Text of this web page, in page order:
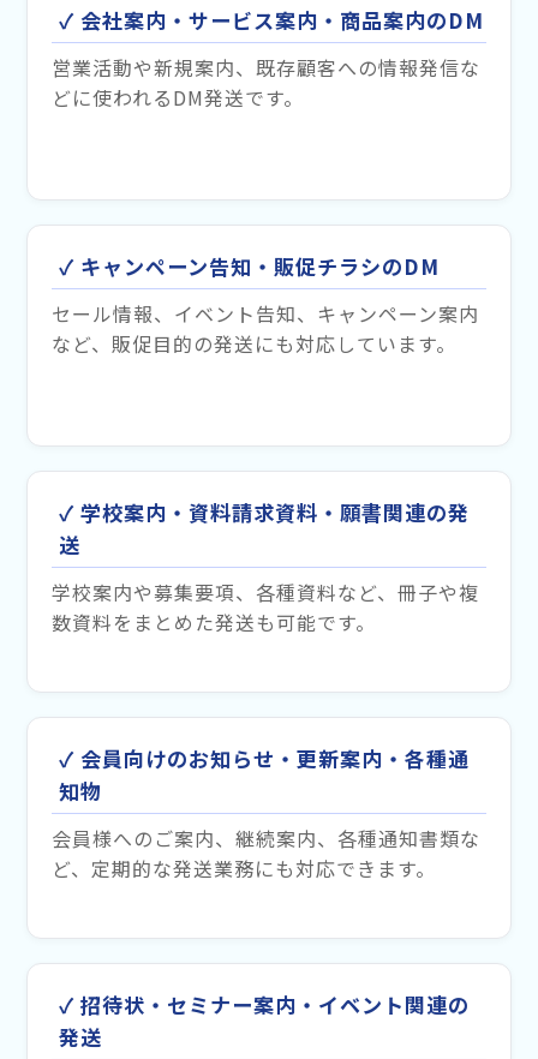
✓ 会社案内・サービス案内・商品案内のDM
営業活動や新規案内、既存顧客への情報発信な
どに使われるDM発送です。
✓ キャンペーン告知・販促チラシのDM
セール情報、イベント告知、キャンペーン案内
など、販促目的の発送にも対応しています。
✓ 学校案内・資料請求資料・願書関連の発
送
学校案内や募集要項、各種資料など、冊子や複
数資料をまとめた発送も可能です。
✓ 会員向けのお知らせ・更新案内・各種通
知物
会員様へのご案内、継続案内、各種通知書類な
ど、定期的な発送業務にも対応できます。
✓ 招待状・セミナー案内・イベント関連の
発送